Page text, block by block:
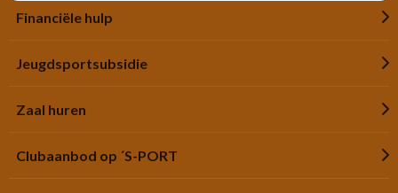
Financiële hulp
Jeugdsportsubsidie
Zaal huren
Clubaanbod op ´S-PORT